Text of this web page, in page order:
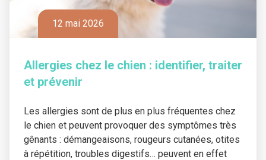
12 mai 2026
Allergies chez le chien : identifier, traiter
et prévenir
Les allergies sont de plus en plus fréquentes chez
le chien et peuvent provoquer des symptômes très
gênants : démangeaisons, rougeurs cutanées, otites
à répétition, troubles digestifs… peuvent en effet